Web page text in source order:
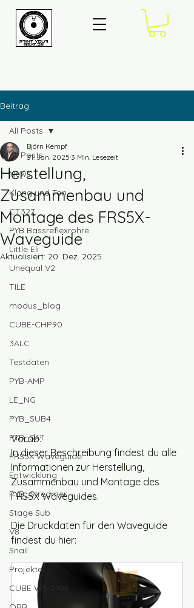
Beitrag
All Posts
News
Klang und Ton
CT327
PYB Bassreflexrohre
Little Eli
Unequal V2
TILE
modus_blog
CUBE-CHP90
3ALC
Testdaten
PYB-AMP
LE_NG
PYB_SUB4
PYB_SAT
FRS5X Waveguide
Entwicklung
PYB_Streamer
Stage Sub
V8
Snail
Projekte
CUBE W5-2106
All Posts
Herstellung,
Zusammenbau und
Montage des FRS5X-
Waveguide
Björn Kempf
31. Jan. 2025 3 Min. Lesezeit
Aktualisiert: 20. Dez. 2025
Vorab:
In dieser Beschreibung findest du alle
Informationen zur Herstellung,
Zusammenbau und Montage des
FRS5X Waveguides.
Die Druckdaten für den Waveguide
findest du hier: